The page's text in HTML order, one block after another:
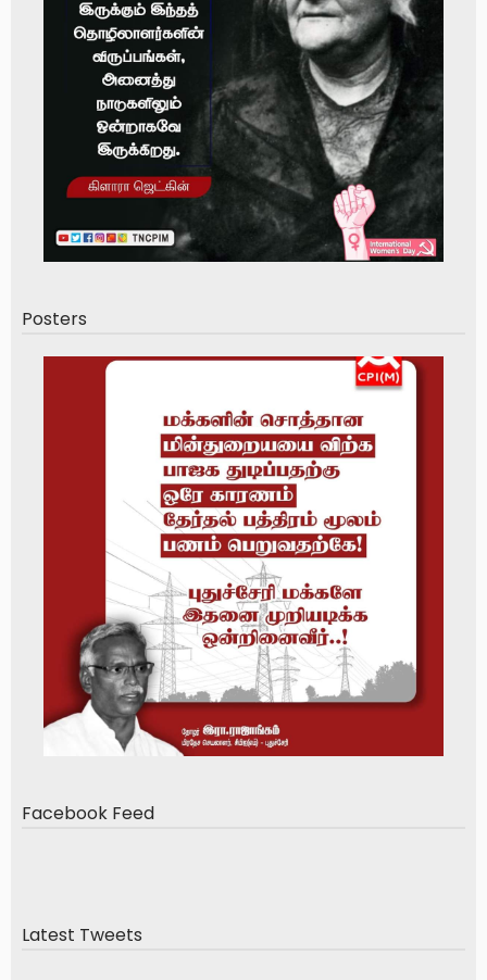
Posters
Facebook Feed
Latest Tweets